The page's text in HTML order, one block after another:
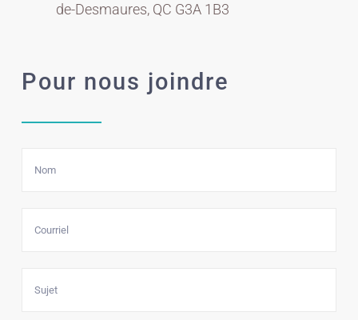
de-Desmaures, QC G3A 1B3
Pour nous joindre